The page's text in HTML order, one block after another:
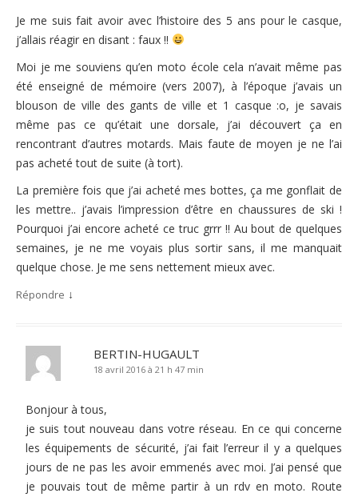
Je me suis fait avoir avec l’histoire des 5 ans pour le casque,
j’allais réagir en disant : faux !!
Moi je me souviens qu’en moto école cela n’avait même pas
été enseigné de mémoire (vers 2007), à l’époque j’avais un
blouson de ville des gants de ville et 1 casque :o, je savais
même pas ce qu’était une dorsale, j’ai découvert ça en
rencontrant d’autres motards. Mais faute de moyen je ne l’ai
pas acheté tout de suite (à tort).
La première fois que j’ai acheté mes bottes, ça me gonflait de
les mettre.. j’avais l’impression d’être en chaussures de ski !
Pourquoi j’ai encore acheté ce truc grrr !! Au bout de quelques
semaines, je ne me voyais plus sortir sans, il me manquait
quelque chose. Je me sens nettement mieux avec.
Répondre ↓
BERTIN-HUGAULT
18 avril 2016 à 21 h 47 min
Bonjour à tous,
je suis tout nouveau dans votre réseau. En ce qui concerne
les équipements de sécurité, j’ai fait l’erreur il y a quelques
jours de ne pas les avoir emmenés avec moi. J’ai pensé que
je pouvais tout de même partir à un rdv en moto. Route